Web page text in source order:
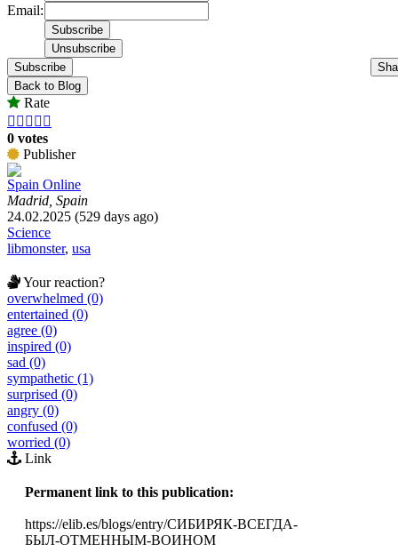
Email:
Subscribe
Back to Blog
Rate
    
0 votes
Publisher
Spain Online
Madrid, Spain
24.02.2025 (529 days ago)
Science
libmonster, usa
Your reaction?
overwhelmed (0)
entertained (0)
agree (0)
inspired (0)
sad (0)
sympathetic (1)
surprised (0)
angry (0)
confused (0)
worried (0)
Link
Permanent link to this publication:
https://elib.es/blogs/entry/СИБИРЯК-ВСЕГДА-
БЫЛ-ОТМЕННЫМ-ВОИНОМ